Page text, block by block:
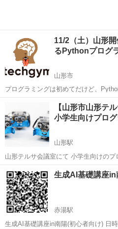
11/2（土）山形
るPythonプログ
山形市
プログラミングは初めてだけど、
ために、無料のハンズオン開発講座を
は、東京を中心に全国ですでに2700
気講座です。 htt...
プログラミング
【山形市山形テ
小学生向けプロ
山形駅
山形テルサ会議室にて 小学生向けの
決定です！ 2020年のプログラミング
ラミングを学びましょう
山形 山形市 山形駅 パソコ
生成AI基礎講座in
赤湯駅
生成AI基礎講座in南陽(初心者向け) 日時 令和７年１１月２４日(月)振替